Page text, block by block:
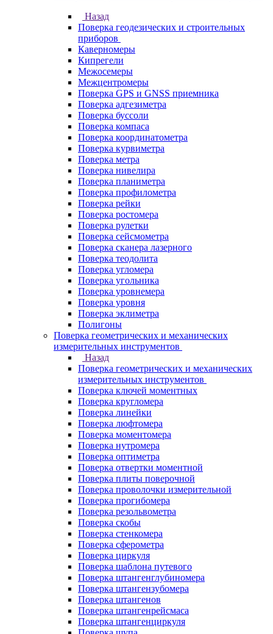
Назад
Поверка геодезических и строительных
приборов
Каверномеры
Кипрегели
Межосемеры
Межцентромеры
Поверка GPS и GNSS приемника
Поверка адгезиметра
Поверка буссоли
Поверка компаса
Поверка координатометра
Поверка курвиметра
Поверка метра
Поверка нивелира
Поверка планиметра
Поверка профилометра
Поверка рейки
Поверка ростомера
Поверка рулетки
Поверка сейсмометра
Поверка сканера лазерного
Поверка теодолита
Поверка угломера
Поверка угольника
Поверка уровнемера
Поверка уровня
Поверка эклиметра
Полигоны
Поверка геометрических и механических
измерительных инструментов
Назад
Поверка геометрических и механических
измерительных инструментов
Поверка ключей моментных
Поверка кругломера
Поверка линейки
Поверка люфтомера
Поверка моментомера
Поверка нутромера
Поверка оптиметра
Поверка отвертки моментной
Поверка плиты поверочной
Поверка проволочки измерительной
Поверка прогибомера
Поверка резольвометра
Поверка скобы
Поверка стенкомера
Поверка сферометра
Поверка циркуля
Поверка шаблона путевого
Поверка штангенглубиномера
Поверка штангензубомера
Поверка штангенов
Поверка штангенрейсмаса
Поверка штангенциркуля